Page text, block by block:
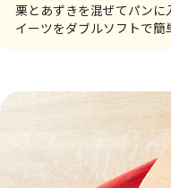
栗とあずきを混ぜてパンに
イーツをダブルソフトで簡